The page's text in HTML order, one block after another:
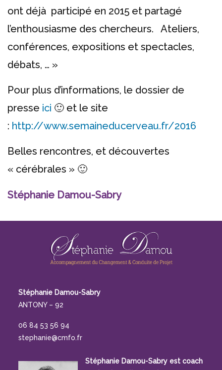
ont déjà participé en 2015 et partagé
l’enthousiasme des chercheurs. Ateliers,
conférences, expositions et spectacles,
débats, … »
Pour plus d’informations, le dossier de
presse ici 🙂 et le site
: http://www.semaineducerveau.fr/2016
Belles rencontres, et découvertes
« cérébrales » 🙂
Stéphanie Damou-Sabry
Stéphanie Damou-Sabry
ANTONY – 92
06 84 53 56 94
stephanie@cmfo.fr
Stéphanie Damou-Sabry est coach